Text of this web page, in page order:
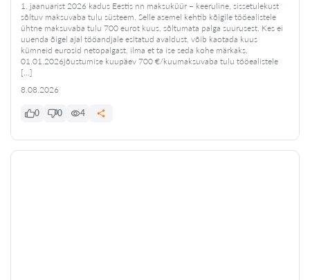
1. jaanuarist 2026 kadus Eestis nn maksuküür – keeruline, sissetulekust
sõltuv maksuvaba tulu süsteem. Selle asemel kehtib kõigile tööealistele
ühtne maksuvaba tulu 700 eurot kuus, sõltumata palga suurusest. Kes ei
uuenda õigel ajal tööandjale esitatud avaldust, võib kaotada kuus
kümneid eurosid netopalgast, ilma et ta ise seda kohe märkaks.
01.01.2026jõustumise kuupäev 700 €/kuumaksuvaba tulu tööealistele
[…]
8.08.2026
0 0 4